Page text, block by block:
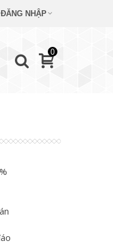
ĐĂNG NHẬP
0